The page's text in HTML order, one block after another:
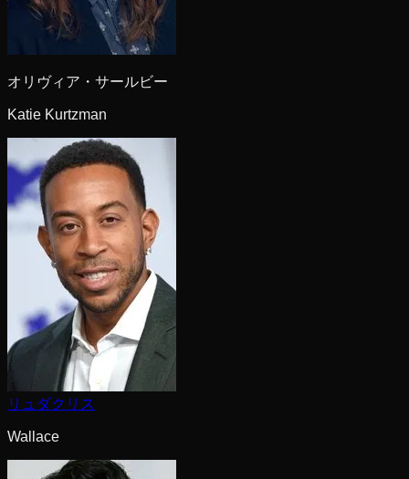
オリヴィア・サールビー
Katie Kurtzman
リュダクリス
Wallace